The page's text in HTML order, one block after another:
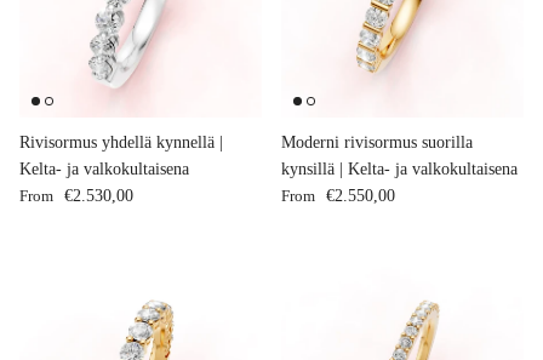
Rivisormus yhdellä kynnellä |
Kelta- ja valkokultaisena
Regular price
From €2.530,00
Moderni rivisormus suorilla
kynsillä | Kelta- ja valkokultaisena
Regular price
From €2.550,00